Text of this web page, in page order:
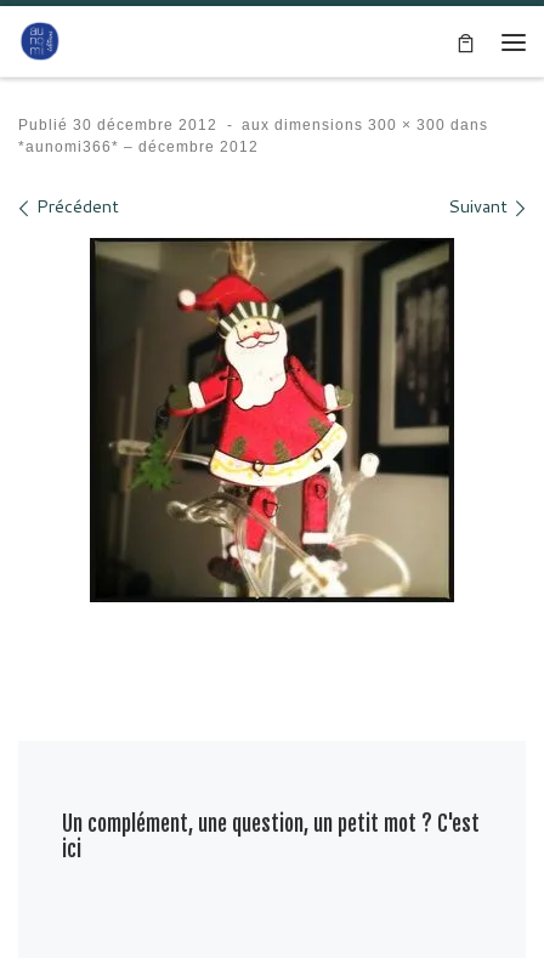
Passer au contenu
Publié 30 décembre 2012 - aux dimensions 300 × 300 dans
*aunomi366* – décembre 2012
Navigation des images
Précédent Suivant
Un complément, une question, un petit mot ? C'est
ici